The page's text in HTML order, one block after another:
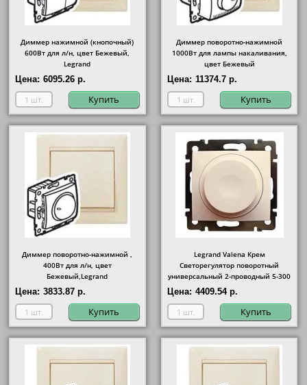
Диммер нажимной (кнопочный)
600Вт для л/н, цвет Бежевый,
Legrand
Цена: 6095.26 р.
Купить
Диммер поворотно-нажимной
1000Вт для лампы накаливания,
цвет Бежевый
Цена: 11374.7 р.
Купить
Диммер поворотно-нажимной ,
400Вт для л/н, цвет
Бежевый,Legrand
Цена: 3833.87 р.
Купить
Legrand Valena Крем
Светорегулятор поворотный
универсальный 2-проводный 5-300
Вт
Цена: 4409.54 р.
Купить